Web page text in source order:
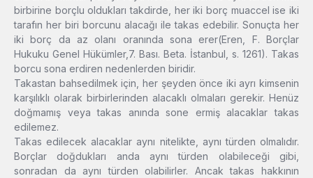
birbirine borçlu oldukları takdirde, her iki borç muaccel ise iki
tarafın her biri borcunu alacağı ile takas edebilir. Sonuçta her
iki borç da az olanı oranında sona erer(Eren, F. Borçlar
Hukuku Genel Hükümler,7. Bası. Beta. İstanbul, s. 1261). Takas
borcu sona erdiren nedenlerden biridir.
Takastan bahsedilmek için, her şeyden önce iki ayrı kimsenin
karşılıklı olarak birbirlerinden alacaklı olmaları gerekir. Henüz
doğmamış veya takas anında sone ermiş alacaklar takas
edilemez.
Takas edilecek alacaklar aynı nitelikte, aynı türden olmalıdır.
Borçlar doğdukları anda aynı türden olabileceği gibi,
sonradan da aynı türden olabilirler. Ancak takas hakkının